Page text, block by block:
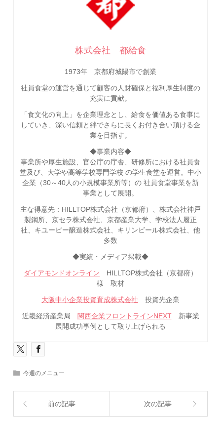
株式会社 都給食
1973年 京都府城陽市で創業
社員食堂の運営を通じて顧客の人財確保と福利厚生制度の
充実に貢献。
「食文化の向上」を企業理念とし、給食を価値ある食事に
していき、深い信頼と絆でさらに長くお付き合い頂ける企
業を目指す。
◆事業内容◆
事業所や厚生施設、官公庁の庁舎、研修所における社員食
堂及び、大学や高等学校専門学校 の学生食堂を運営。中小
企業（30～40人の小規模事業所等）の 社員食堂事業を新
事業として展開。
主な得意先：HILLTOP株式会社（京都府）、株式会社神戸
製鋼所、京セラ株式会社、京都産業大学、学校法人履正
社、キユーピー醸造株式会社、キリンビール株式会社、他
多数
◆実績・メディア掲載◆
ダイアモンドオンライン HILLTOP株式会社（京都府）
様 取材
大阪中小企業投資育成株式会社 投資先企業
近畿経済産業局 関西企業フロントラインNEXT新事業
展開成功事例として取り上げられる
今週のメニュー
前の記事 次の記事